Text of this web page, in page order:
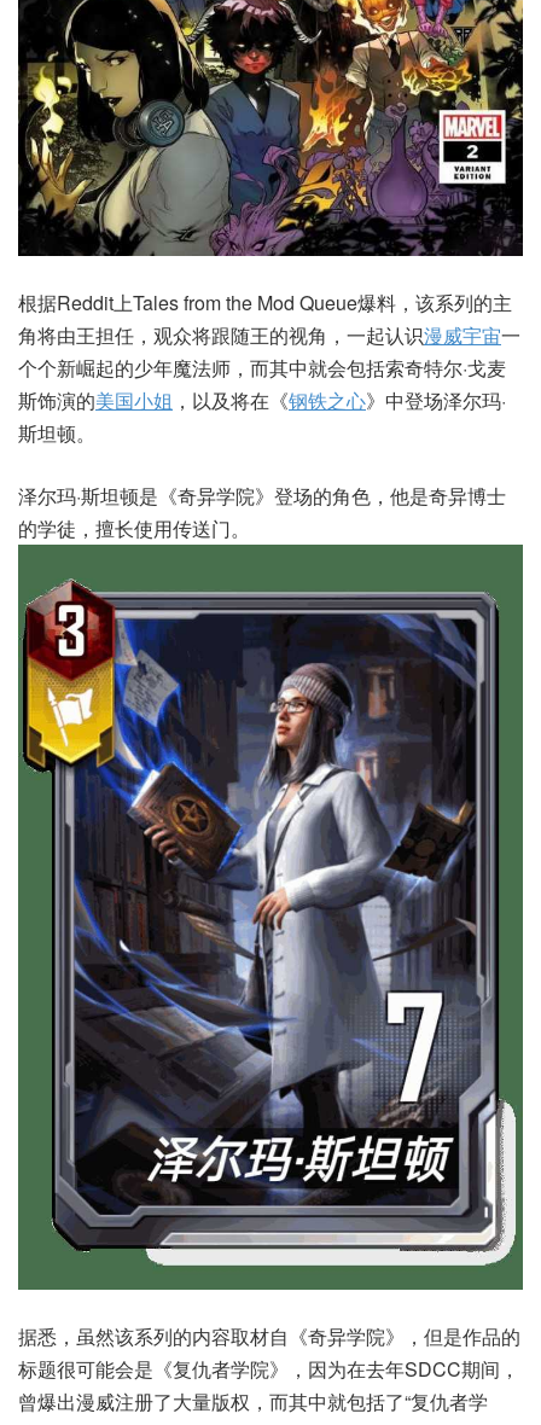
根据Reddit上Tales from the Mod Queue爆料，该系列的主
角将由王担任，观众将跟随王的视角，一起认识漫威宇宙一
个个新崛起的少年魔法师，而其中就会包括索奇特尔·戈麦
斯饰演的美国小姐 ，以及将在《钢铁之心》中登场泽尔玛·
斯坦顿。
泽尔玛·斯坦顿是《奇异学院》登场的角色，他是奇异博士
的学徒，擅长使用传送门。
据悉，虽然该系列的内容取材自《奇异学院》，但是作品的
标题很可能会是《复仇者学院》，因为在去年SDCC期间，
曾爆出漫威注册了大量版权，而其中就包括了“复仇者学